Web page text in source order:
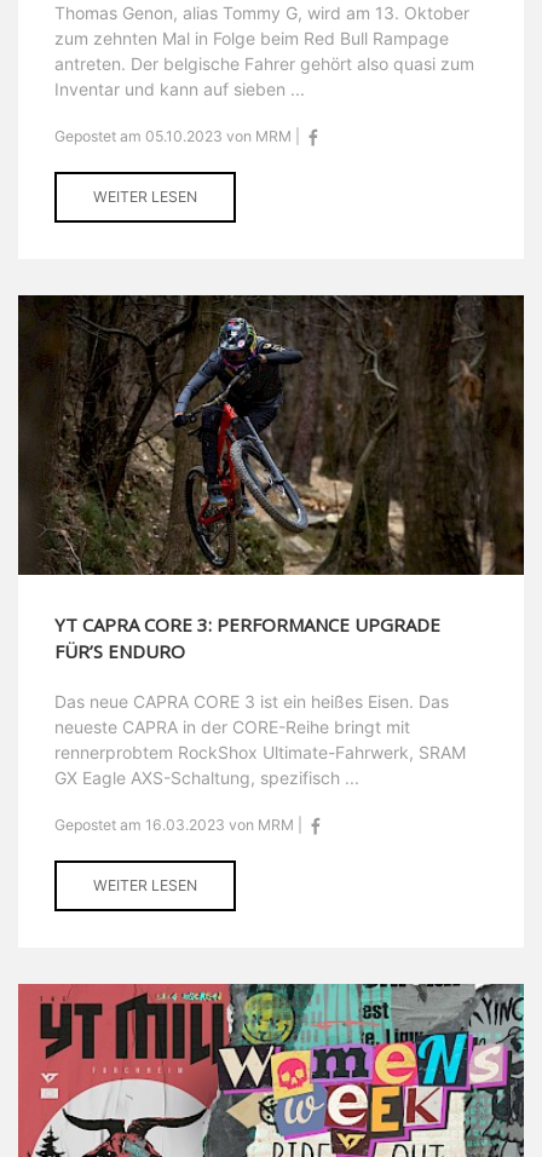
Thomas Genon, alias Tommy G, wird am 13. Oktober
zum zehnten Mal in Folge beim Red Bull Rampage
antreten. Der belgische Fahrer gehört also quasi zum
Inventar und kann auf sieben ...
Gepostet am 05.10.2023 von MRM |
WEITER LESEN
YT CAPRA CORE 3: PERFORMANCE UPGRADE
FÜR’S ENDURO
Das neue CAPRA CORE 3 ist ein heißes Eisen. Das
neueste CAPRA in der CORE-Reihe bringt mit
rennerprobtem RockShox Ultimate-Fahrwerk, SRAM
GX Eagle AXS-Schaltung, spezifisch ...
Gepostet am 16.03.2023 von MRM |
WEITER LESEN